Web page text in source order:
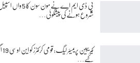
پی ڈی ایم اے نے مون
شروع ہونے کی پیشگوئی…
کیے…